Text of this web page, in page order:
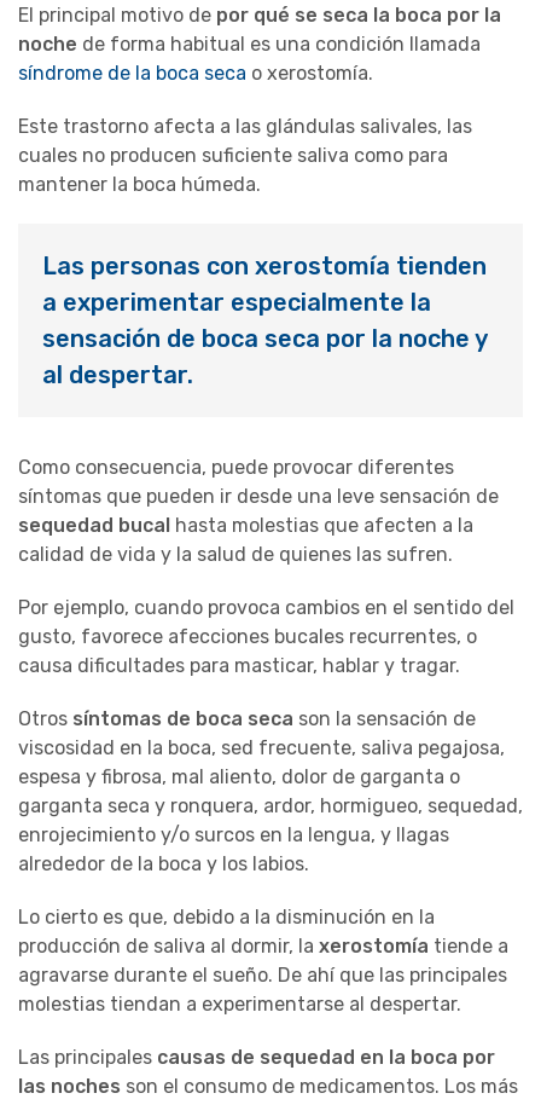
El principal motivo de por qué se seca la boca por la
noche de forma habitual es una condición llamada
síndrome de la boca seca o xerostomía.
Este trastorno afecta a las glándulas salivales, las
cuales no producen suficiente saliva como para
mantener la boca húmeda.
Las personas con xerostomía tienden
a experimentar especialmente la
sensación de boca seca por la noche y
al despertar.
Como consecuencia, puede provocar diferentes
síntomas que pueden ir desde una leve sensación de
sequedad bucal hasta molestias que afecten a la
calidad de vida y la salud de quienes las sufren.
Por ejemplo, cuando provoca cambios en el sentido del
gusto, favorece afecciones bucales recurrentes, o
causa dificultades para masticar, hablar y tragar.
Otros síntomas de boca seca son la sensación de
viscosidad en la boca, sed frecuente, saliva pegajosa,
espesa y fibrosa, mal aliento, dolor de garganta o
garganta seca y ronquera, ardor, hormigueo, sequedad,
enrojecimiento y/o surcos en la lengua, y llagas
alrededor de la boca y los labios.
Lo cierto es que, debido a la disminución en la
producción de saliva al dormir, la xerostomía tiende a
agravarse durante el sueño. De ahí que las principales
molestias tiendan a experimentarse al despertar.
Las principales causas de sequedad en la boca por
las noches son el consumo de medicamentos. Los más